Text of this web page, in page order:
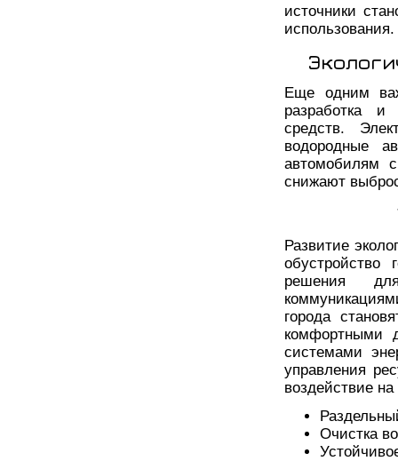
источники
использования.
Еще одним
разработка и
средств.
водородные
автомобилям
снижают
Развитие
обустройство
решения
города
комфортными
системами
управления
воздействие
Очистка